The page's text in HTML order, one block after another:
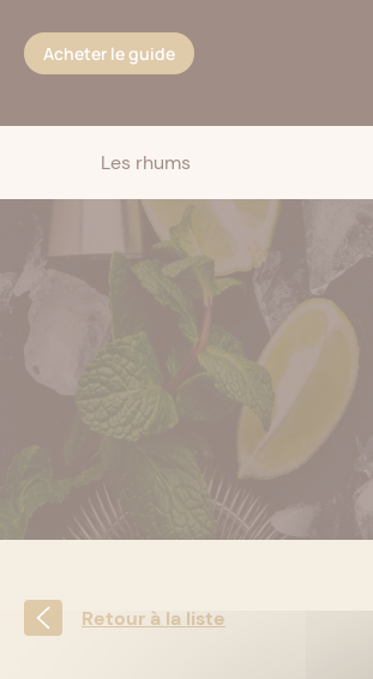
Acheter le guide
Les rhums
Retour à la liste